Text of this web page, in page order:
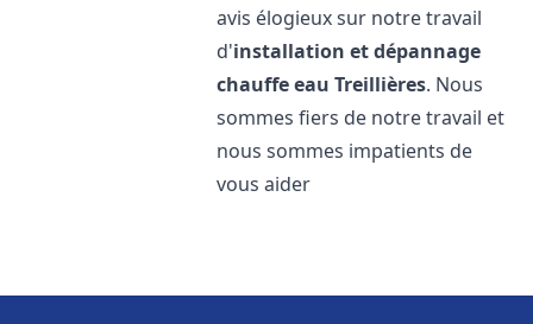
avis élogieux sur notre travail
d'installation et dépannage
chauffe eau Treillières. Nous
sommes fiers de notre travail et
nous sommes impatients de
vous aider